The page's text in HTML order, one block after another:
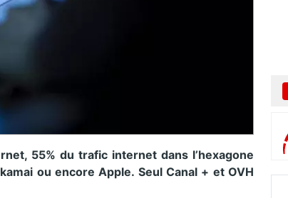
55% du trafic internet dans l’hexagone
ou encore Apple. Seul Canal + et OVH